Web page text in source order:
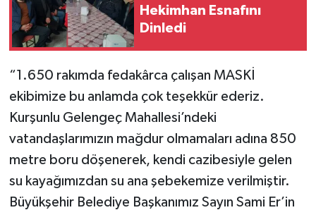
Hekimhan Esnafını
Dinledi
“1.650 rakımda fedakârca çalışan MASKİ
ekibimize bu anlamda çok teşekkür ederiz.
Kurşunlu Gelengeç Mahallesi’ndeki
vatandaşlarımızın mağdur olmamaları adına 850
metre boru döşenerek, kendi cazibesiyle gelen
su kayağımızdan su ana şebekemize verilmiştir.
Büyükşehir Belediye Başkanımız Sayın Sami Er’in